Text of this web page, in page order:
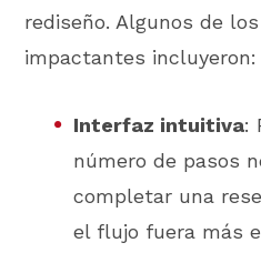
rediseño. Algunos de
impactantes incluyeron:
Interfaz intuitiva:
número de pasos
completar una
el flujo fuera más